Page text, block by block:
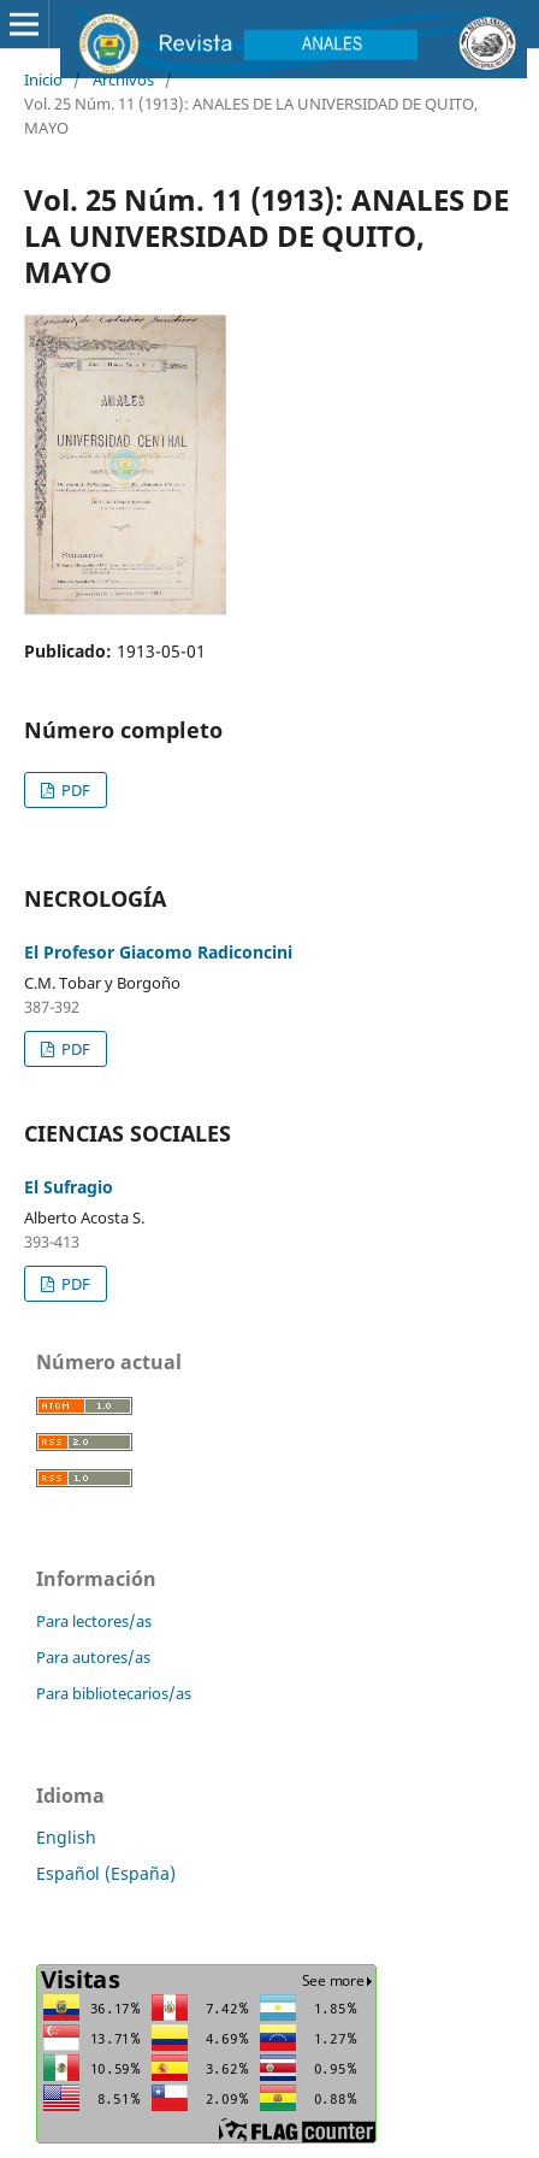
Inicio / Archivos /
Vol. 25 Núm. 11 (1913): ANALES DE LA UNIVERSIDAD DE QUITO,
MAYO
Vol. 25 Núm. 11 (1913): ANALES DE
LA UNIVERSIDAD DE QUITO,
MAYO
Publicado: 1913-05-01
Número completo
PDF
NECROLOGÍA
El Profesor Giacomo Radiconcini
C.M. Tobar y Borgoño
387-392
PDF
CIENCIAS SOCIALES
El Sufragio
Alberto Acosta S.
393-413
PDF
Número actual
Información
Para lectores/as
Para autores/as
Para bibliotecarios/as
Idioma
English
Español (España)